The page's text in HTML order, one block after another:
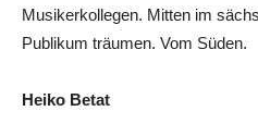
Musikerkollegen. Mitten im
Publikum träumen. Vom Süden.
Heiko Betat